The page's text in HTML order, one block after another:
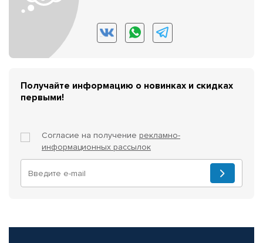
Получайте информацию о новинках и скидках
первыми!
Согласие на получение рекламно-
информационных рассылок